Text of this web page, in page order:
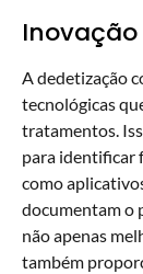
Inovação
A dedetização
tecnológicas
tratamentos.
para identificar
como
documentam o
não apenas
também